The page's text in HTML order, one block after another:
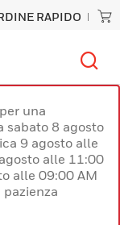
RAPIDO
una
sabato 8 agosto
9 agosto alle
alle 11:00
alle 09:00 AM
pazienza